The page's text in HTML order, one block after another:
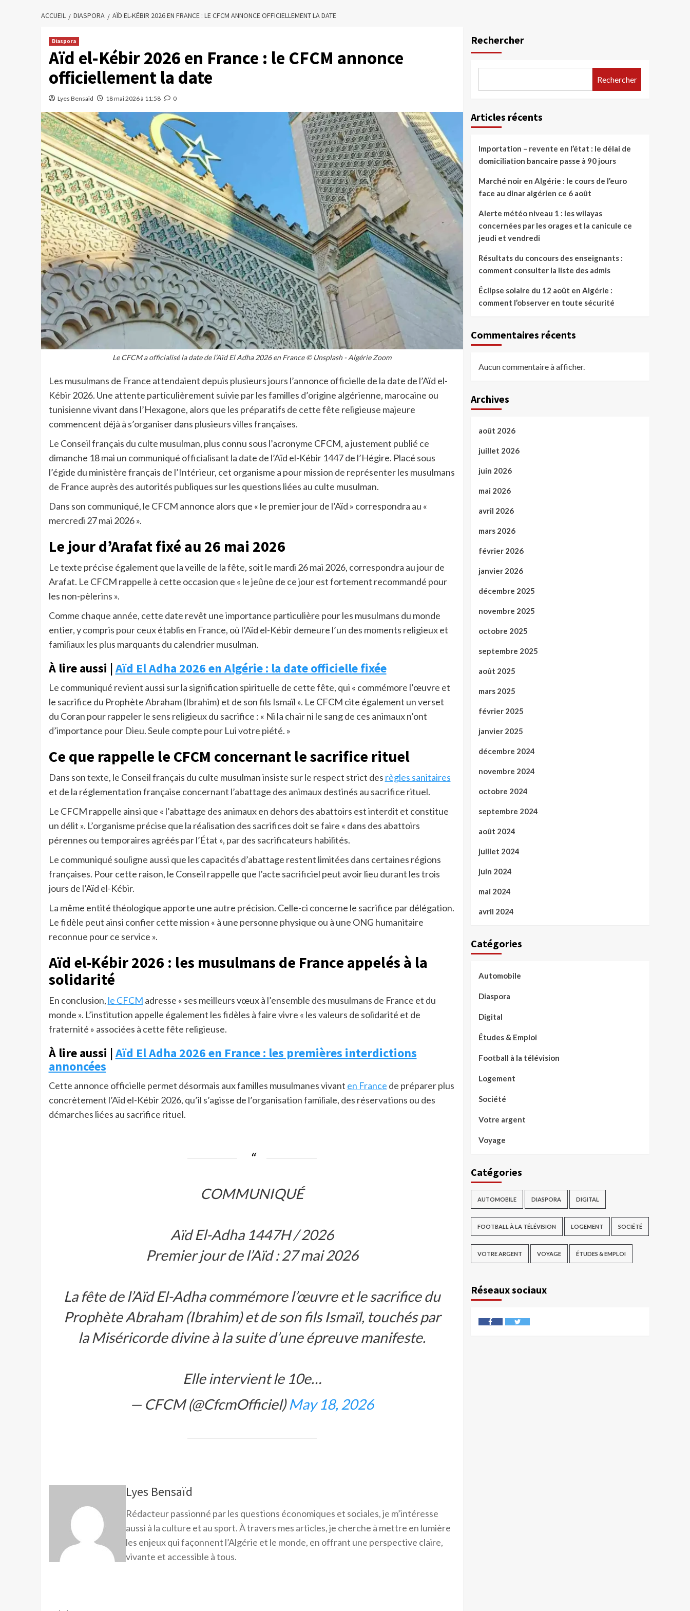
ACCUEIL DIASPORA AÏD EL-KÉBIR 2026 EN FRANCE : LE CFCM ANNONCE OFFICIELLEMENT LA DATE
Diaspora
Aïd el-Kébir 2026 en France : le CFCM annonce
officiellement la date
Lyes Bensaïd 18 mai 2026 à 11:58 0
Le CFCM a officialisé la date de l’Aïd El Adha 2026 en France © Unsplash - Algérie Zoom
Les musulmans de France attendaient depuis plusieurs jours l’annonce officielle de la date de l’Aïd el-
Kébir 2026. Une attente particulièrement suivie par les familles d’origine algérienne, marocaine ou
tunisienne vivant dans l’Hexagone, alors que les préparatifs de cette fête religieuse majeure
commencent déjà à s’organiser dans plusieurs villes françaises.
Le Conseil français du culte musulman, plus connu sous l’acronyme CFCM, a justement publié ce
dimanche 18 mai un communiqué officialisant la date de l’Aïd el-Kébir 1447 de l’Hégire. Placé sous
l’égide du ministère français de l’Intérieur, cet organisme a pour mission de représenter les musulmans
de France auprès des autorités publiques sur les questions liées au culte musulman.
Dans son communiqué, le CFCM annonce alors que « le premier jour de l’Aïd » correspondra au «
mercredi 27 mai 2026 ».
Le jour d’Arafat fixé au 26 mai 2026
Le texte précise également que la veille de la fête, soit le mardi 26 mai 2026, correspondra au jour de
Arafat. Le CFCM rappelle à cette occasion que « le jeûne de ce jour est fortement recommandé pour
les non-pèlerins ».
Comme chaque année, cette date revêt une importance particulière pour les musulmans du monde
entier, y compris pour ceux établis en France, où l’Aïd el-Kébir demeure l’un des moments religieux et
familiaux les plus marquants du calendrier musulman.
À lire aussi |Aïd El Adha 2026 en Algérie : la date officielle fixée
Le communiqué revient aussi sur la signification spirituelle de cette fête, qui « commémore l’œuvre et
le sacrifice du Prophète Abraham (Ibrahim) et de son fils Ismaïl ». Le CFCM cite également un verset
du Coran pour rappeler le sens religieux du sacrifice : « Ni la chair ni le sang de ces animaux n’ont
d’importance pour Dieu. Seule compte pour Lui votre piété. »
Ce que rappelle le CFCM concernant le sacrifice rituel
Dans son texte, le Conseil français du culte musulman insiste sur le respect strict des règles sanitaires
et de la réglementation française concernant l’abattage des animaux destinés au sacrifice rituel.
Le CFCM rappelle ainsi que « l’abattage des animaux en dehors des abattoirs est interdit et constitue
un délit ». L’organisme précise que la réalisation des sacrifices doit se faire « dans des abattoirs
pérennes ou temporaires agréés par l’État », par des sacrificateurs habilités.
Le communiqué souligne aussi que les capacités d’abattage restent limitées dans certaines régions
françaises. Pour cette raison, le Conseil rappelle que l’acte sacrificiel peut avoir lieu durant les trois
jours de l’Aïd el-Kébir.
La même entité théologique apporte une autre précision. Celle-ci concerne le sacrifice par délégation.
Le fidèle peut ainsi confier cette mission « à une personne physique ou à une ONG humanitaire
reconnue pour ce service ».
Aïd el-Kébir 2026 : les musulmans de France appelés à la
solidarité
En conclusion, le CFCM adresse « ses meilleurs vœux à l’ensemble des musulmans de France et du
monde ». L’institution appelle également les fidèles à faire vivre « les valeurs de solidarité et de
fraternité » associées à cette fête religieuse.
À lire aussi |Aïd El Adha 2026 en France : les premières interdictions
annoncées
Cette annonce officielle permet désormais aux familles musulmanes vivant en France de préparer plus
concrètement l’Aïd el-Kébir 2026, qu’il s’agisse de l’organisation familiale, des réservations ou des
démarches liées au sacrifice rituel.
COMMUNIQUÉ
Aïd El-Adha 1447H / 2026
Premier jour de l’Aïd : 27 mai 2026
La fête de l’Aïd El-Adha commémore l’œuvre et le sacrifice du
Prophète Abraham (Ibrahim) et de son fils Ismaïl, touchés par
la Miséricorde divine à la suite d’une épreuve manifeste.
Elle intervient le 10e…
— CFCM (@CfcmOfficiel)May 18, 2026
Lyes Bensaïd
Rédacteur passionné par les questions économiques et sociales, je m’intéresse
aussi à la culture et au sport. À travers mes articles, je cherche à mettre en lumière
les enjeux qui façonnent l’Algérie et le monde, en offrant une perspective claire,
vivante et accessible à tous.
Rechercher
Rechercher
Articles récents
Importation – revente en l’état : le délai de
domiciliation bancaire passe à 90 jours
Marché noir en Algérie : le cours de l’euro
face au dinar algérien ce 6 août
Alerte météo niveau 1 : les wilayas
concernées par les orages et la canicule ce
jeudi et vendredi
Résultats du concours des enseignants :
comment consulter la liste des admis
Éclipse solaire du 12 août en Algérie :
comment l’observer en toute sécurité
Commentaires récents
Aucun commentaire à afficher.
Archives
août 2026
juillet 2026
juin 2026
mai 2026
avril 2026
mars 2026
février 2026
janvier 2026
décembre 2025
novembre 2025
octobre 2025
septembre 2025
août 2025
mars 2025
février 2025
janvier 2025
décembre 2024
novembre 2024
octobre 2024
septembre 2024
août 2024
juillet 2024
juin 2024
mai 2024
avril 2024
Catégories
Automobile
Diaspora
Digital
Études & Emploi
Football à la télévision
Logement
Société
Votre argent
Voyage
Catégories
AUTOMOBILE DIASPORA DIGITAL
FOOTBALL À LA TÉLÉVISION LOGEMENT SOCIÉTÉ
VOTRE ARGENT VOYAGE ÉTUDES & EMPLOI
Réseaux sociaux